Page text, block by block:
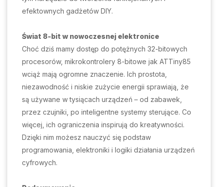
efektownych gadżetów DIY.
Świat 8-bit w nowoczesnej elektronice
Choć dziś mamy dostęp do potężnych 32-bitowych
procesorów, mikrokontrolery 8-bitowe jak ATTiny85
wciąż mają ogromne znaczenie. Ich prostota,
niezawodność i niskie zużycie energii sprawiają, że
są używane w tysiącach urządzeń – od zabawek,
przez czujniki, po inteligentne systemy sterujące. Co
więcej, ich ograniczenia inspirują do kreatywności.
Dzięki nim możesz nauczyć się podstaw
programowania, elektroniki i logiki działania urządzeń
cyfrowych.